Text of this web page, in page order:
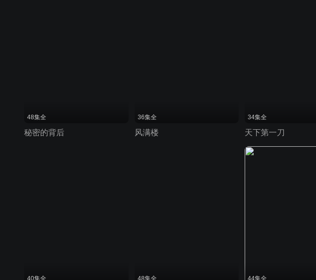
48集全
秘密的背后
36集全
风满楼
34集全
天下第一刀